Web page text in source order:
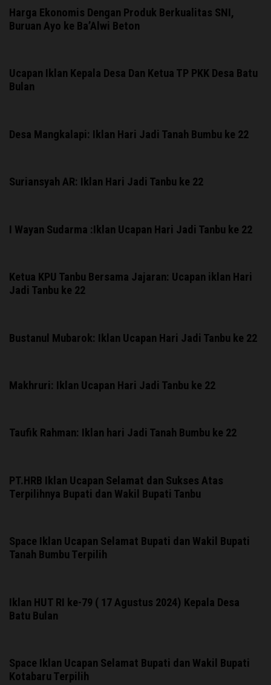
Harga Ekonomis Dengan Produk Berkualitas SNI,
Buruan Ayo ke Ba’Alwi Beton
Ucapan Iklan Kepala Desa Dan Ketua TP PKK Desa Batu
Bulan
Desa Mangkalapi: Iklan Hari Jadi Tanah Bumbu ke 22
Suriansyah AR: Iklan Hari Jadi Tanbu ke 22
I Wayan Sudarma :Iklan Ucapan Hari Jadi Tanbu ke 22
Ketua KPU Tanbu Bersama Jajaran: Ucapan iklan Hari
Jadi Tanbu ke 22
Bustanul Mubarok: Iklan Ucapan Hari Jadi Tanbu ke 22
Makhruri: Iklan Ucapan Hari Jadi Tanbu ke 22
Taufik Rahman: Iklan hari Jadi Tanah Bumbu ke 22
PT.HRB Iklan Ucapan Selamat dan Sukses Atas
Terpilihnya Bupati dan Wakil Bupati Tanbu
Space Iklan Ucapan Selamat Bupati dan Wakil Bupati
Tanah Bumbu Terpilih
Iklan HUT RI ke-79 ( 17 Agustus 2024) Kepala Desa
Batu Bulan
Space Iklan Ucapan Selamat Bupati dan Wakil Bupati
Kotabaru Terpilih